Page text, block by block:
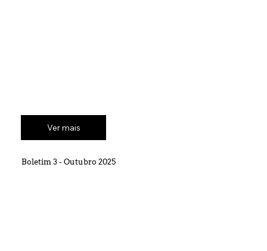
Ver mais
Boletim 3 - Outubro 2025